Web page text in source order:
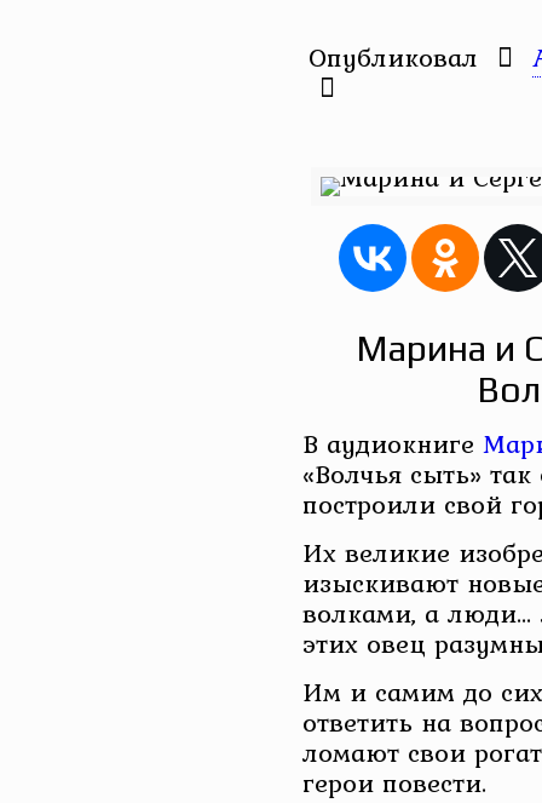
Опубликовал
Марина и
В аудиокниге
«Волчья сыть»
построили свой
Их великие
изыскивают
волками, а люди…
этих овец
Им и самим до
ответить на
ломают свои
герои повести.